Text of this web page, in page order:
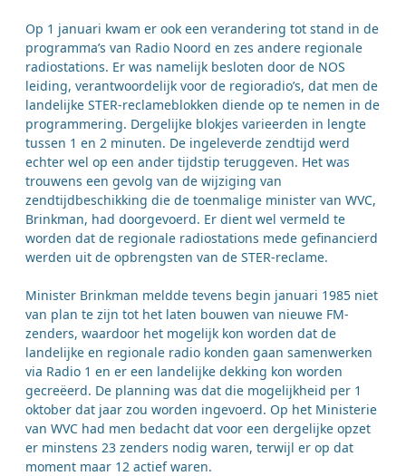
Op 1 januari kwam er ook een verandering tot stand in de
programma’s van Radio Noord en zes andere regionale
radiostations. Er was namelijk besloten door de NOS
leiding, verantwoordelijk voor de regioradio’s, dat men de
landelijke STER-reclameblokken diende op te nemen in de
programmering. Dergelijke blokjes varieerden in lengte
tussen 1 en 2 minuten. De ingeleverde zendtijd werd
echter wel op een ander tijdstip teruggeven. Het was
trouwens een gevolg van de wijziging van
zendtijdbeschikking die de toenmalige minister van WVC,
Brinkman, had doorgevoerd. Er dient wel vermeld te
worden dat de regionale radiostations mede gefinancierd
werden uit de opbrengsten van de STER-reclame.
Minister Brinkman meldde tevens begin januari 1985 niet
van plan te zijn tot het laten bouwen van nieuwe FM-
zenders, waardoor het mogelijk kon worden dat de
landelijke en regionale radio konden gaan samenwerken
via Radio 1 en er een landelijke dekking kon worden
gecreëerd. De planning was dat die mogelijkheid per 1
oktober dat jaar zou worden ingevoerd. Op het Ministerie
van WVC had men bedacht dat voor een dergelijke opzet
er minstens 23 zenders nodig waren, terwijl er op dat
moment maar 12 actief waren.